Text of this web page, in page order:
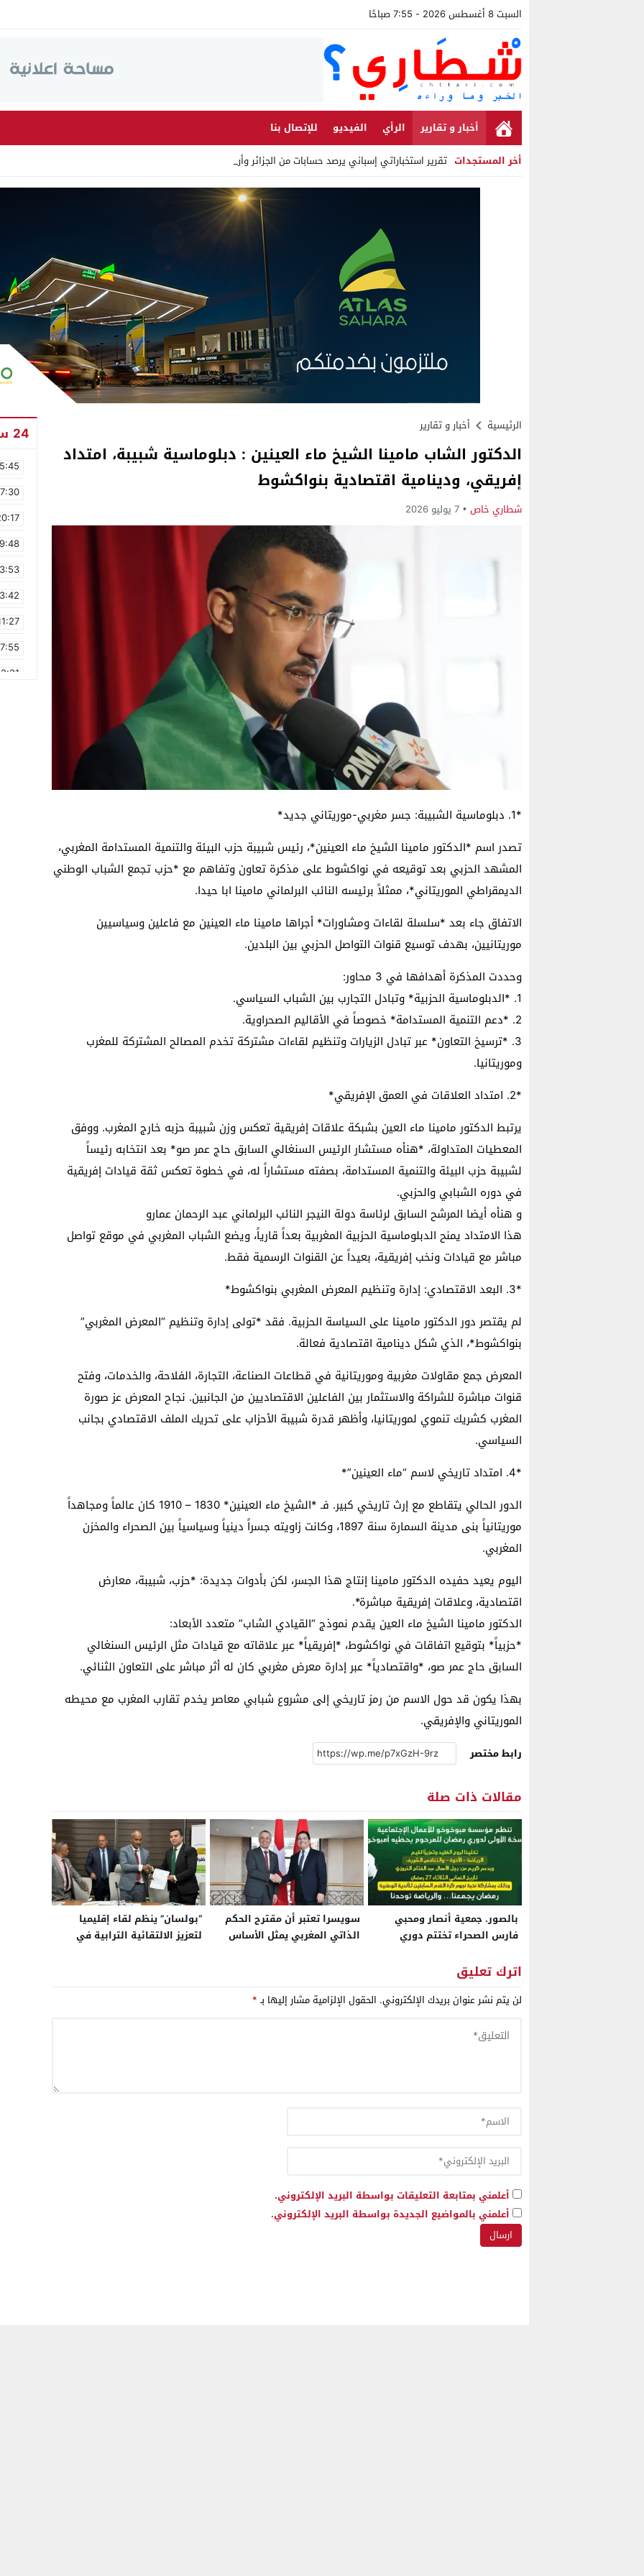
السبت 8 أغسطس 2026 - 7:55 صباحًا
أخبار و تقارير الرأي الفيديو
للإتصال بنا
أخر المستجدات تقرير استخباراتي إسباني يرصد حسابات من الجزائر وأرقاما بـ”213+_
Stop
الرئيسية أخبار و تقارير
الدكتور الشاب مامينا الشيخ ماء العينين : دبلوماسية شبيبة، امتداد
إفريقي، ودينامية اقتصادية بنواكشوط
شطاري خاص 7 يوليو 2026
*1. دبلوماسية الشبيبة: جسر مغربي-موريتاني جديد*
تصدر اسم *الدكتور مامينا الشيخ ماء العينين*، رئيس شبيبة حزب البيئة والتنمية المستدامة المغربي،
المشهد الحزبي بعد توقيعه في نواكشوط على مذكرة تعاون وتفاهم مع *حزب تجمع الشباب الوطني
الديمقراطي الموريتاني*، ممثلاً برئيسه النائب البرلماني مامينا ابا حيدا.
الاتفاق جاء بعد *سلسلة لقاءات ومشاورات* أجراها مامينا ماء العينين مع فاعلين وسياسيين
موريتانيين، بهدف توسيع قنوات التواصل الحزبي بين البلدين.
وحددت المذكرة أهدافها في 3 محاور:
1. *الدبلوماسية الحزبية* وتبادل التجارب بين الشباب السياسي.
2. *دعم التنمية المستدامة* خصوصاً في الأقاليم الصحراوية.
3. *ترسيخ التعاون* عبر تبادل الزيارات وتنظيم لقاءات مشتركة تخدم المصالح المشتركة للمغرب
وموريتانيا.
*2. امتداد العلاقات في العمق الإفريقي*
يرتبط الدكتور مامينا ماء العين بشبكة علاقات إفريقية تعكس وزن شبيبة حزبه خارج المغرب. ووفق
المعطيات المتداولة، *هنأه مستشار الرئيس السنغالي السابق حاج عمر صو* بعد انتخابه رئيساً
لشبيبة حزب البيئة والتنمية المستدامة، بصفته مستشاراً له، في خطوة تعكس ثقة قيادات إفريقية
في دوره الشبابي والحزبي.
و هنأه أيضا المرشح السابق لرئاسة دولة النيجر النائب البرلماني عبد الرحمان عمارو
هذا الامتداد يمنح الدبلوماسية الحزبية المغربية بعداً قارياً، ويضع الشباب المغربي في موقع تواصل
مباشر مع قيادات ونخب إفريقية، بعيداً عن القنوات الرسمية فقط.
*3. البعد الاقتصادي: إدارة وتنظيم المعرض المغربي بنواكشوط*
لم يقتصر دور الدكتور مامينا على السياسة الحزبية. فقد *تولى إدارة وتنظيم “المعرض المغربي”
بنواكشوط*، الذي شكل دينامية اقتصادية فعالة.
المعرض جمع مقاولات مغربية وموريتانية في قطاعات الصناعة، التجارة، الفلاحة، والخدمات، وفتح
قنوات مباشرة للشراكة والاستثمار بين الفاعلين الاقتصاديين من الجانبين. نجاح المعرض عز صورة
المغرب كشريك تنموي لموريتانيا، وأظهر قدرة شبيبة الأحزاب على تحريك الملف الاقتصادي بجانب
السياسي.
*4. امتداد تاريخي لاسم “ماء العينين”*
الدور الحالي يتقاطع مع إرث تاريخي كبير. فـ *الشيخ ماء العينين* 1830 – 1910 كان عالماً ومجاهداً
موريتانياً بنى مدينة السمارة سنة 1897، وكانت زاويته جسراً دينياً وسياسياً بين الصحراء والمخزن
المغربي.
اليوم يعيد حفيده الدكتور مامينا إنتاج هذا الجسر، لكن بأدوات جديدة: *حزب، شبيبة، معارض
اقتصادية، وعلاقات إفريقية مباشرة*.
الدكتور مامينا الشيخ ماء العين يقدم نموذج “القيادي الشاب” متعدد الأبعاد:
*حزبياً* بتوقيع اتفاقات في نواكشوط، *إفريقياً* عبر علاقاته مع قيادات مثل الرئيس السنغالي
السابق حاج عمر صو، *واقتصادياً* عبر إدارة معرض مغربي كان له أثر مباشر على التعاون الثنائي.
بهذا يكون قد حول الاسم من رمز تاريخي إلى مشروع شبابي معاصر يخدم تقارب المغرب مع محيطه
الموريتاني والإفريقي.
رابط مختصر
مقالات ذات صلة
بالصور. جمعية أنصار ومحبي
فارس الصحراء تختتم دوري
سويسرا تعتبر أن مقترح الحكم
الذاتي المغربي يمثل الأساس
“بولسان” ينظم لقاء إقليميا
لتعزيز الالتقائية الترابية في
اترك تعليق
لن يتم نشر عنوان بريدك الإلكتروني. الحقول الإلزامية مشار إليها بـ*
أعلمني بمتابعة التعليقات بواسطة البريد الإلكتروني.
أعلمني بالمواضيع الجديدة بواسطة البريد الإلكتروني.
24 ساعة